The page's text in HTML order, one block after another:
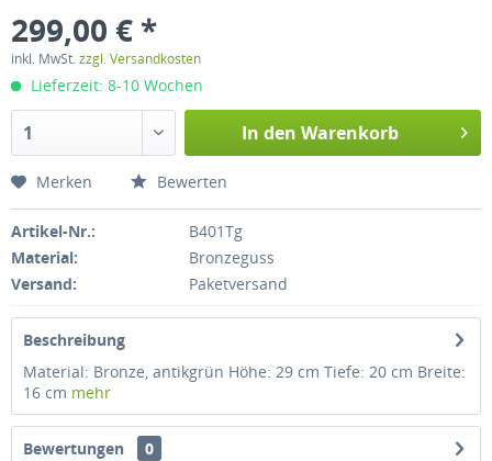
299,00 € *
inkl. MwSt.zzgl. Versandkosten
Lieferzeit: 8-10 Wochen
In den Warenkorb
Merken Bewerten
Artikel-Nr.:
B401Tg
Material:
Bronzeguss
Versand:
Paketversand
Beschreibung
Material: Bronze, antikgrün Höhe: 29 cm Tiefe: 20 cm Breite:
16 cm mehr
Bewertungen
0